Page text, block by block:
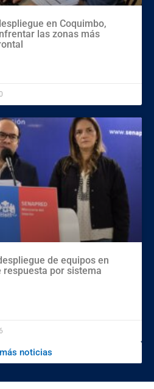
en Coquimbo,
las zonas más
de equipos en
por sistema
noticias